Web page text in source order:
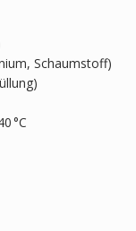
Schaumstoff)
°C